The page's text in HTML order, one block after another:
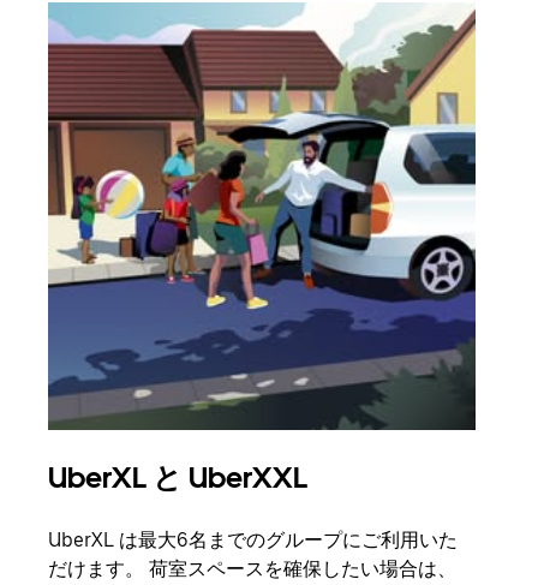
UberXL と UberXXL
UberXL は最大6名までのグループにご利用いた
だけます。 荷室スペースを確保したい場合は、